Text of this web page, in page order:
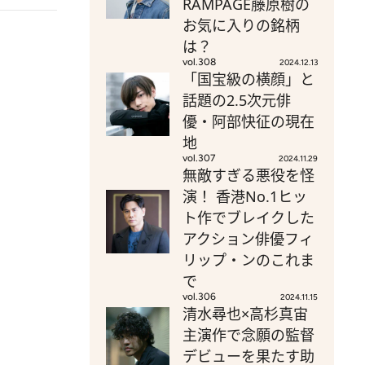
RAMPAGE藤原樹の
お気に入りの銘柄
は？
vol.308 2024.12.13
「国宝級の横顔」と
話題の2.5次元俳
優・阿部快征の現在
地
vol.307 2024.11.29
無敵すぎる悪役を怪
演！ 香港No.1ヒッ
ト作でブレイクした
アクション俳優フィ
リップ・ンのこれま
で
vol.306 2024.11.15
清水尋也×高杉真宙
主演作で念願の監督
デビューを果たす助